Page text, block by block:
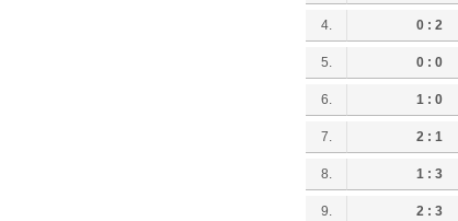
4. 0 : 2
5. 0 : 0
6. 1 : 0
7. 2 : 1
8. 1 : 3
9. 2 : 3